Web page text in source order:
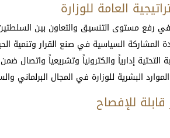
العامة للوزارة
رفع مستوى التنسيق والتعاون بين السلطتين
المشاركة السياسية في صنع القرار وتنمية
التحتية إدارياً والكترونياً وتشريعياً واتصال
البشرية للوزارة في المجال البرلماني
قابلة للإفصاح